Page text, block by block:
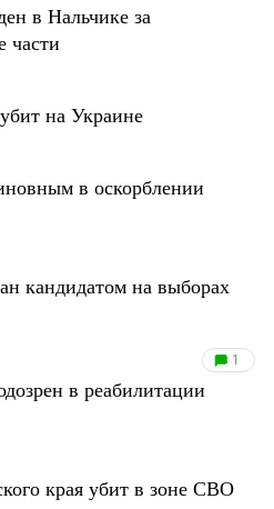
в Нальчике за
части
на Украине
в оскорблении
кандидатом на выборах
1
в реабилитации
края убит в зоне СВО